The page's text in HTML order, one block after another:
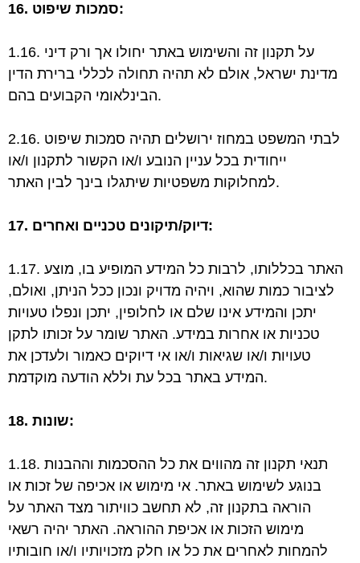
16. סמכות שיפוט:
1.16. על תקנון זה והשימוש באתר יחולו אך ורק דיני
מדינת ישראל, אולם לא תהיה תחולה לכללי ברירת הדין
הבינלאומי הקבועים בהם.
2.16. לבתי המשפט במחוז ירושלים תהיה סמכות שיפוט
ייחודית בכל עניין הנובע ו/או הקשור לתקנון ו/או
למחלוקות משפטיות שיתגלו בינך לבין האתר.
17. דיוק/תיקונים טכניים ואחרים:
1.17. האתר בכללותו, לרבות כל המידע המופיע בו, מוצע
לציבור כמות שהוא, ויהיה מדויק ונכון ככל הניתן, ואולם,
יתכן והמידע אינו שלם או לחלופין, יתכן ונפלו טעויות
טכניות או אחרות במידע. האתר שומר על זכותו לתקן
טעויות ו/או שגיאות ו/או אי דיוקים כאמור ולעדכן את
המידע באתרבכל עת וללא הודעה מוקדמת.
18. שונות:
1.18. תנאי תקנון זה מהווים את כל ההסכמות וההבנות
בנוגע לשימוש באתר. אי מימוש או אכיפה של זכות או
הוראה בתקנון זה, לא תחשב כוויתור מצד האתר על
מימוש הזכות או אכיפת ההוראה. האתר יהיה רשאי
להמחות לאחרים את כל או חלק מזכויותיו ו/או חובותיו